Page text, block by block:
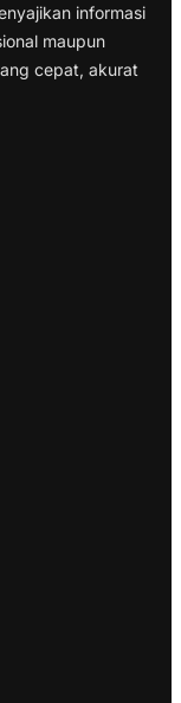
informasi
maupun
cepat, akurat